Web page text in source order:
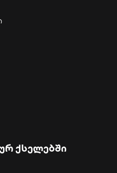
ქსელებში